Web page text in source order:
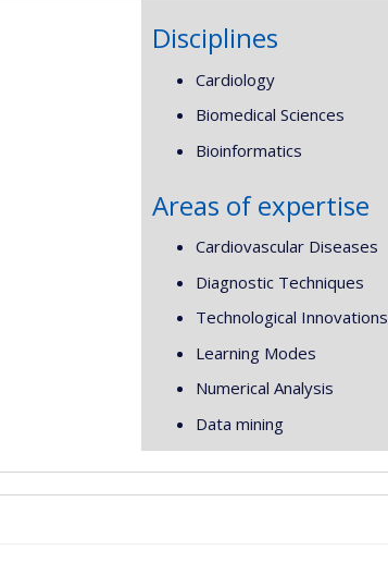
Disciplines
Cardiology
Biomedical Sciences
Bioinformatics
Areas of expertise
Cardiovascular Diseases
Diagnostic Techniques
Technological Innovations
Learning Modes
Numerical Analysis
Data mining